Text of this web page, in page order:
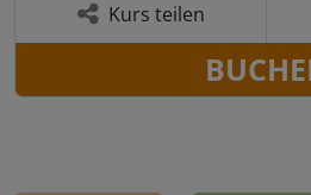
Kurs teilen